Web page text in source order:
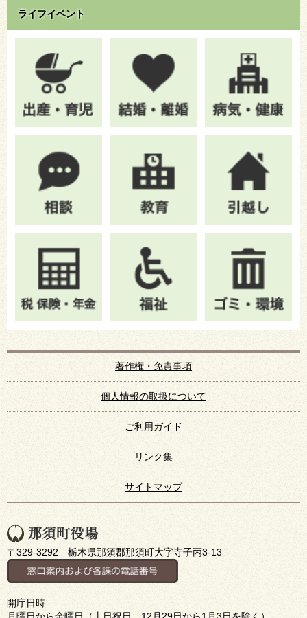
ライフイベント
著作権・免責事項
個人情報の取扱について
ご利用ガイド
リンク集
サイトマップ
〒329-3292 栃木県那須郡那須町大字寺子丙3-13
開庁日時